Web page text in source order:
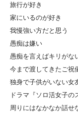
旅行が好き
家にいるのが好き
我慢強い方だと思う
愚痴は嫌い
愚痴を言えばキリがな
今まで渡してきたご祝
独身で子供がいない女
ドラマ『ソロ活女子の
周りにはなかなか話せ